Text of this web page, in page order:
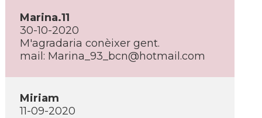
Marina.11
30-10-2020
M'agradaria conèixer gent.
mail: Marina_93_bcn@hotmail.com
Miriam
11-09-2020